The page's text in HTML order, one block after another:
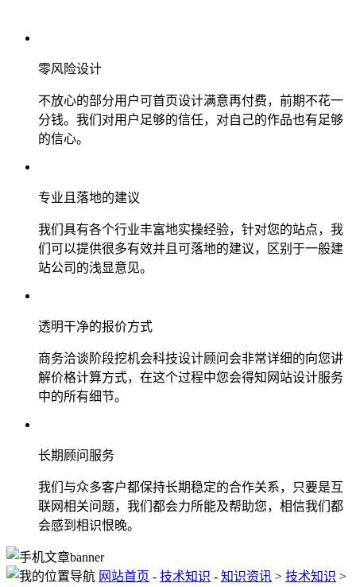
零风险设计
不放心的部分用户可首页设计满意再付费，前期不花一
分钱。我们对用户足够的信任，对自己的作品也有足够
的信心。
专业且落地的建议
我们具有各个行业丰富地实操经验，针对您的站点，我
们可以提供很多有效并且可落地的建议，区别于一般建
站公司的浅显意见。
透明干净的报价方式
商务洽谈阶段挖机会科技设计顾问会非常详细的向您讲
解价格计算方式，在这个过程中您会得知网站设计服务
中的所有细节。
长期顾问服务
我们与众多客户都保持长期稳定的合作关系，只要是互
联网相关问题，我们都会力所能及帮助您，相信我们都
会感到相识恨晚。
网站首页 - 技术知识 - 知识资讯 > 技术知识 >